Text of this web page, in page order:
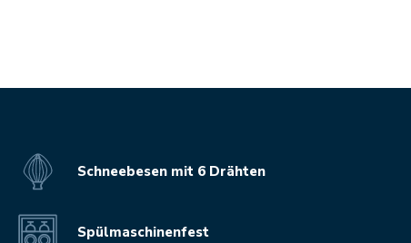
Schneebesen mit 6 Drähten
Spülmaschinenfest